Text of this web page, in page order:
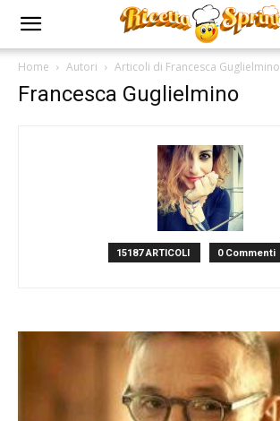
Home Autori Articoli di Francesca Guglielmino
Francesca Guglielmino
15187 ARTICOLI 0 Commenti